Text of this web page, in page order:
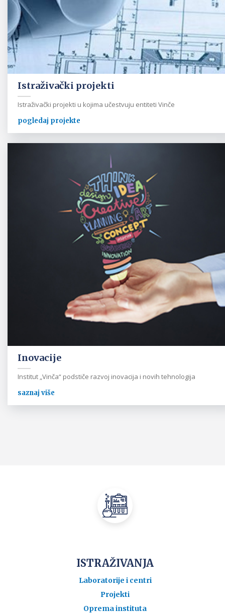
Istraživački projekti
Istraživački projekti u kojima učestvuju entiteti Vinče
pogledaj projekte
Inovacije
Institut „Vinča“ podstiče razvoj inovacija i novih tehnologija
saznaj više
ISTRAŽIVANJA
Laboratorije i centri
Projekti
Oprema instituta